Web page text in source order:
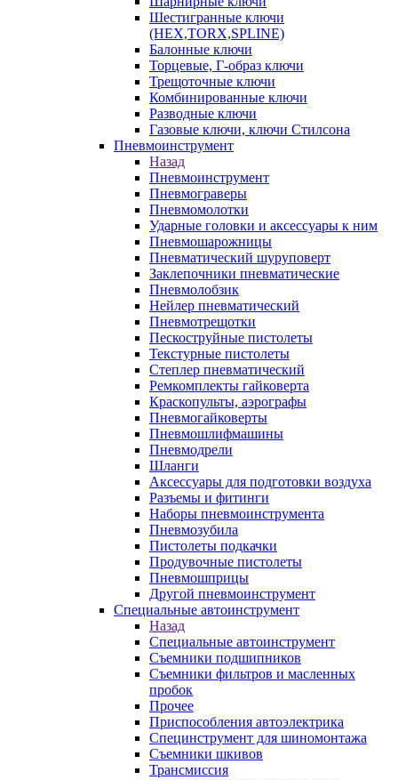
Шестигранные ключи
(HEX,TORX,SPLINE)
Балонные ключи
Торцевые, Г-образ ключи
Трещоточные ключи
Комбинированные ключи
Разводные ключи
Газовые ключи, ключи Стилсона
Пневмоинструмент
Назад
Пневмоинструмент
Пневмограверы
Пневмомолотки
Ударные головки и аксессуары к ним
Пневмошарожницы
Пневматический шуруповерт
Заклепочники пневматические
Пневмолобзик
Нейлер пневматический
Пневмотрещотки
Пескоструйные пистолеты
Текстурные пистолеты
Степлер пневматический
Ремкомплекты гайковерта
Краскопульты, аэрографы
Пневмогайковерты
Пневмошлифмашины
Пневмодрели
Шланги
Аксессуары для подготовки воздуха
Разъемы и фитинги
Наборы пневмоинструмента
Пневмозубила
Пистолеты подкачки
Продувочные пистолеты
Пневмошприцы
Другой пневмоинструмент
Специальные автоинструмент
Назад
Специальные автоинструмент
Съемники подшипников
Съемники фильтров и масленных
пробок
Прочее
Приспособления автоэлектрика
Специнструмент для шиномонтажа
Съемники шкивов
Трансмиссия